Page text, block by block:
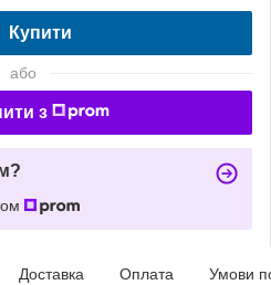
Купити
або
з
Доставка Оплата Умови